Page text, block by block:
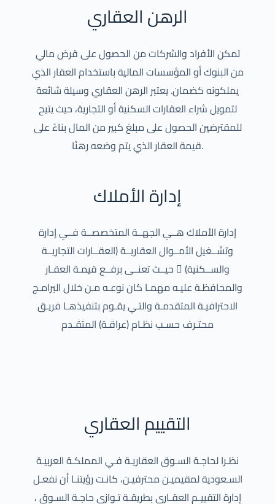
الرهن العقاري
تمكن الأفراد والشركات من الحصول على قرض مالي
من البنوك أو المؤسسات المالية باستخدام العقار الذي
يملكونه كضمان. يعتبر الرهن العقاري وسيلة شائعة
لتمويل شراء العقارات السكنية أو التجارية، حيث يتيح
للمقترضين الحصول على مبلغ كبير من المال بناءً على
قيمة العقار الذي يتم وضعه رهنًا.
إدارة الأملاك
إدارة الأملاك هــي الجهــة المتخصصــة فــي إدارة
وتشــغيل الأمــوال العقاريــة (العقــارات التجاريــة
والســكنية) ُ حيــث تعنــى برفــع قيمـة العقـار
والمحافظـة عليـه مهمـا كان نوعـه مـن خلال البرامـج
الاحترافيـة المتقدمـة والتـي يقـوم بتنفيذهـا فريـق
محتـرف حسـب نظـام (عراقـة) المتقـدم
التقييم العقاري
نظـرا لحاجـة السـوق العقاريـة فـي المملكـة العربيـة
السـعودية لمقيميـن محترفيـن، كانـت رؤيتنـا أن نفعـل
إدارة التقييـم العقـاري بطريقـة تـوازي حاجـة السـوق ،